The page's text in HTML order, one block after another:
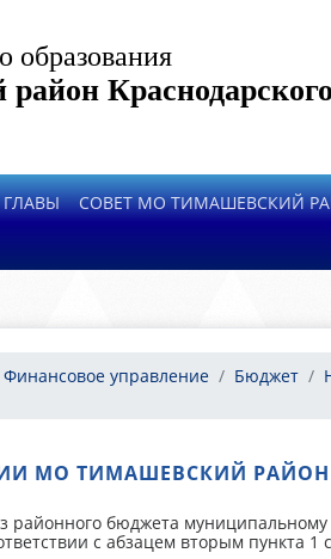
образования
СОВЕТ МО ТИМАШЕВСКИЙ
Финансовое управление Бюджет
МО ТИМАШЕВСКИЙ РАЙОН
районного бюджета
с абзацем вторым пункта 1